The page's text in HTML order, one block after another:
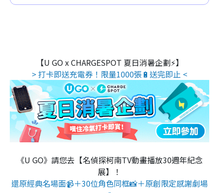
【U GO x CHARGESPOT 夏日消暑企劃⚡】
> 打卡即送充電券！限量1000張🔋送完即止 <
《U GO》請您去【名偵探柯南TV動畫播放30週年紀念
展】！
還原經典名場面📹＋30位角色同框📸＋原創限定感謝劇場